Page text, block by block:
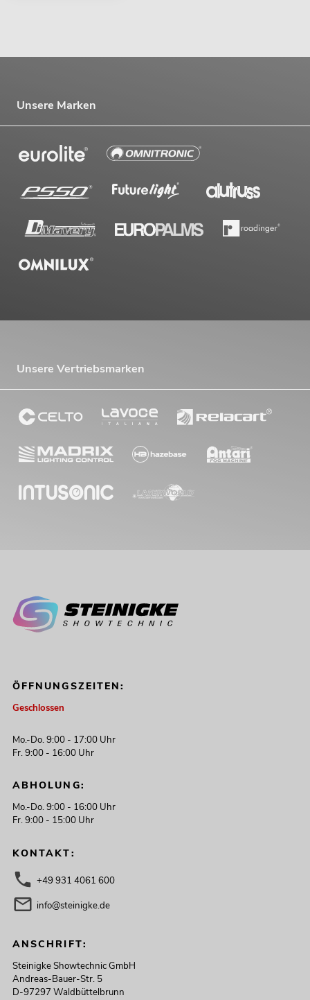
Unsere Marken
Unsere Vertriebsmarken
ÖFFNUNGSZEITEN:
Geschlossen
Mo.-Do. 9:00 - 17:00 Uhr
Fr. 9:00 - 16:00 Uhr
ABHOLUNG:
Mo.-Do. 9:00 - 16:00 Uhr
Fr. 9:00 - 15:00 Uhr
KONTAKT:
+49 931 4061 600
info@steinigke.de
ANSCHRIFT:
Steinigke Showtechnic GmbH
Andreas-Bauer-Str. 5
D-97297 Waldbüttelbrunn